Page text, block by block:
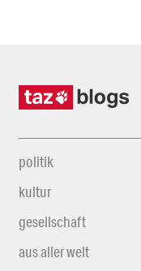
politik
kultur
gesellschaft
aus aller welt